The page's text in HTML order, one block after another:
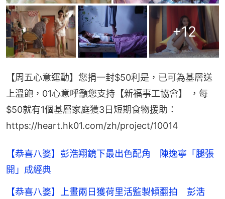
+12
【周五心意運動】您捐一封$50利是，已可為基層送
上溫飽，01心意呼籲您支持【新福事工協會】 ，每
$50就有1個基層家庭獲3日短期食物援助：
https://heart.hk01.com/zh/project/10014
【恭喜八婆】彭浩翔鏡下最出色配角 陳逸寧「腿張
開」成經典
【恭喜八婆】上畫兩日獲荷里活監製傾翻拍 彭浩